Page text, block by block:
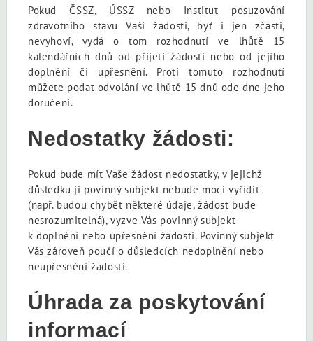
Pokud ČSSZ, ÚSSZ nebo Institut posuzování
zdravotního stavu Vaší žádosti, byť i jen zčásti,
nevyhoví, vydá o tom rozhodnutí ve lhůtě 15
kalendářních dnů od přijetí žádosti nebo od jejího
doplnění či upřesnění. Proti tomuto rozhodnutí
můžete podat odvolání ve lhůtě 15 dnů ode dne jeho
doručení.
Nedostatky žádosti:
Pokud bude mít Vaše žádost nedostatky, v jejichž
důsledku ji povinný subjekt nebude moci vyřídit
(např. budou chybět některé údaje, žádost bude
nesrozumitelná), vyzve Vás povinný subjekt
k doplnění nebo upřesnění žádosti. Povinný subjekt
Vás zároveň poučí o důsledcích nedoplnění nebo
neupřesnění žádosti.
Úhrada za poskytování
informací